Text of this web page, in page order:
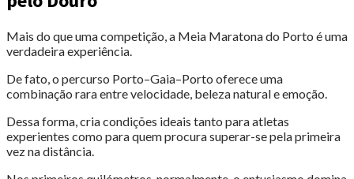
Mais do que uma competição, a Meia Maratona do Porto é uma
verdadeira experiência.
De fato, o percurso Porto–Gaia–Porto oferece uma
combinação rara entre velocidade, beleza natural e emoção.
Dessa forma, cria condições ideais tanto para atletas
experientes como para quem procura superar-se pela primeira
vez na distância.